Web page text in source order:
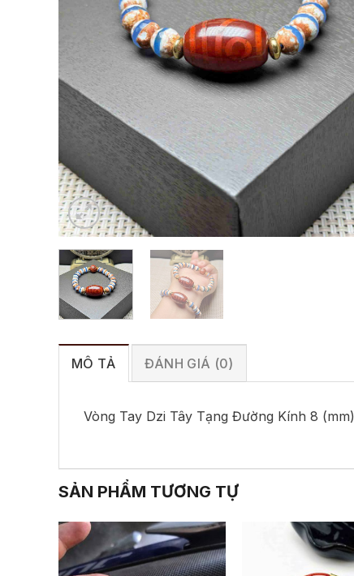
MÔ TẢ ĐÁNH GIÁ (0)
Vòng Tay Dzi Tây Tạng Đường Kính 8 (mm)
SẢN PHẨM TƯƠNG TỰ